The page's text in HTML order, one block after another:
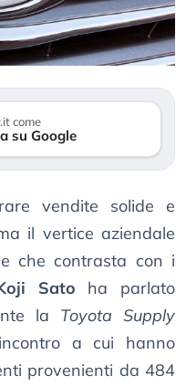
come
su Google
vendite solide e
il vertice aziendale
che contrasta con i
Sato ha parlato
la Toyota Supply
a cui hanno
provenienti da 484